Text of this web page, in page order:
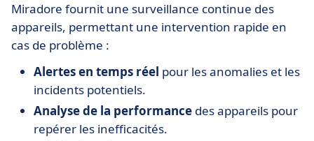
Miradore fournit une surveillance continue des
appareils, permettant une intervention rapide en
cas de problème :
Alertes en temps réel pour les anomalies et les
incidents potentiels.
Analyse de la performance des appareils pour
repérer les inefficacités.